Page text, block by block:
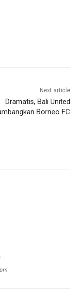
Next article
Dramatis, Bali United
Borneo FC